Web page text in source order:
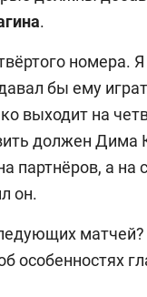
.
номера.
бы ему
выходит на
должен Дима
партнёров, а на
он.
матчей?
особенностях